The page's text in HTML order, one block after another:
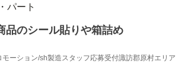
パート
品のシール貼りや箱詰め
ーション/sh製造スタッフ応募受付諏訪郡原村エリア